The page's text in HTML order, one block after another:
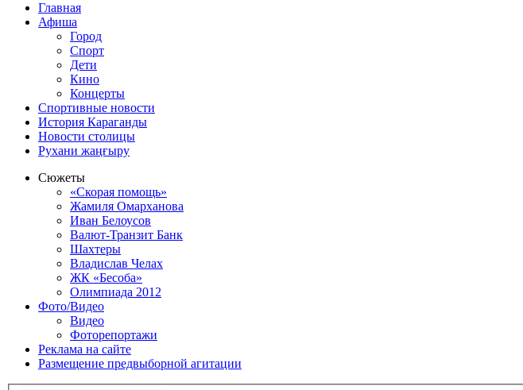
Главная
Афиша
Город
Спорт
Дети
Кино
Концерты
Спортивные новости
История Караганды
Новости столицы
Рухани жаңғыру
Сюжеты
«Скорая помощь»
Жамиля Омарханова
Иван Белоусов
Валют-Транзит Банк
Шахтеры
Владислав Челах
ЖК «Бесоба»
Олимпиада 2012
Фото/Видео
Видео
Фоторепортажи
Реклама на сайте
Размещение предвыборной агитации